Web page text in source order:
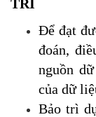
TRÌ
Để đạt
đoán,
nguồn
của dữ
Bảo trì